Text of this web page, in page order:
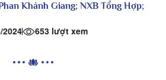
Khánh Giang; NXB Tổng Hợp;
2024 653 lượt xem